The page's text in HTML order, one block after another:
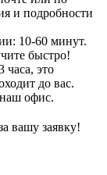
и подробности
10-60 минут.
быстро!
часа, это
до вас.
офис.
вашу заявку!